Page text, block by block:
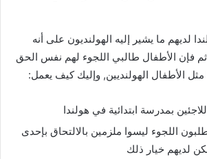
لديهم ما يشير إليه الهولنديون على أنه
ثم فإن الأطفال طالبي اللجوء لهم نفس الحق
الأطفال الهولنديين, وإليك كيف يعمل:
بمدرسة ابتدائية في هولندا
اللجوء ليسوا ملزمين بالالتحاق بإحدى
لديهم خيار ذلك